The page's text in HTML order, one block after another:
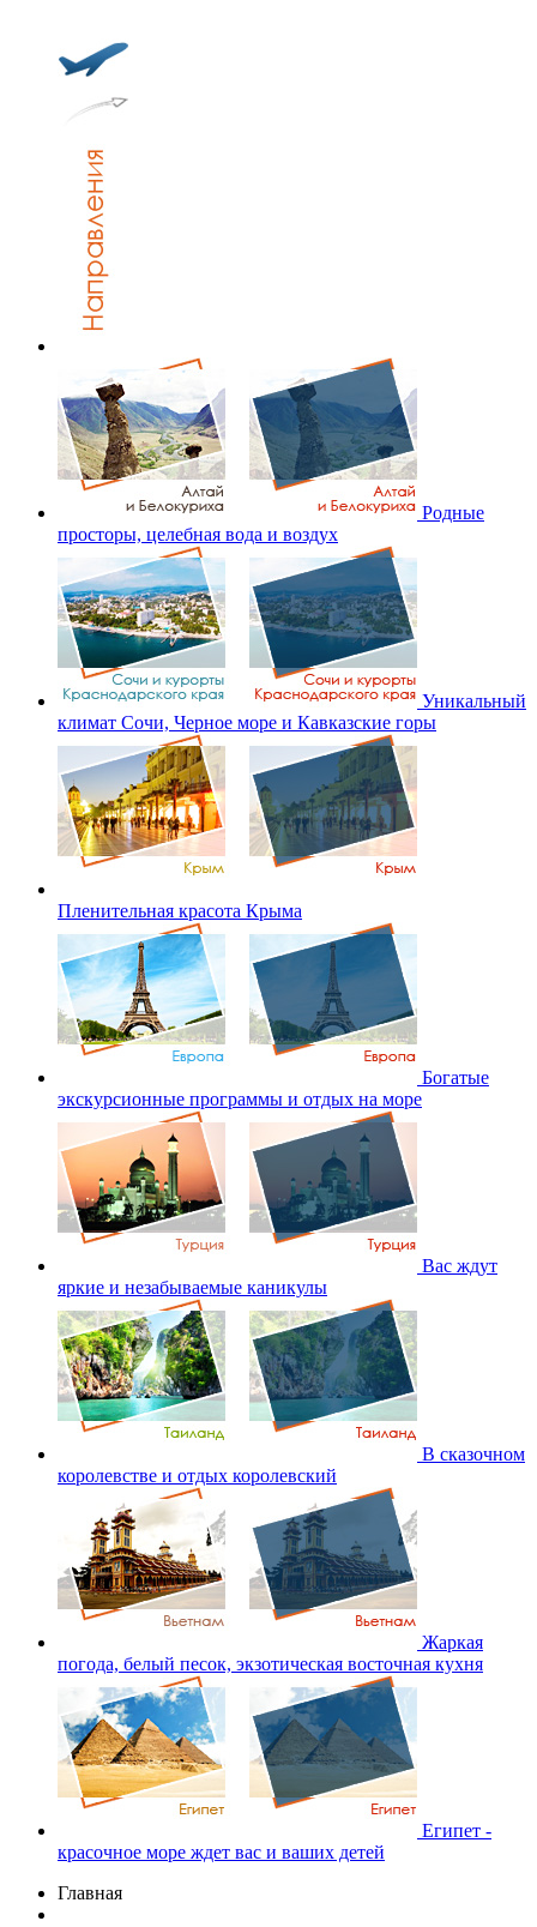
Родные
просторы, целебная вода и воздух
Уникальный
климат Сочи, Черное море и Кавказские горы
Пленительная красота Крыма
Богатые
экскурсионные программы и отдых на море
Вас ждут
яркие и незабываемые каникулы
В сказочном
королевстве и отдых королевский
Жаркая
погода, белый песок, экзотическая восточная кухня
Египет -
красочное море ждет вас и ваших детей
Главная